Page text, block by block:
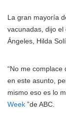
La gran mayoría
vacunadas, dijo
Ángeles, Hilda
“No me
en este asunto,
mismo eso es lo
Week ”de ABC.